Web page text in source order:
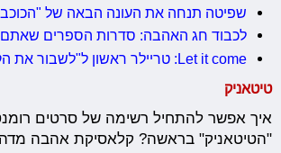
שפיטה תנחה את העונה הבאה של
לכבוד חג האהבה: סדרות הספרים שאתם
Let it come: טריילר ראשון ל"לשבור את הקרח 2"
טיטאניק
איך אפשר להתחיל רשימה של סרטים
"הטיטאניק" בראשה? קלאסיקת אהבה